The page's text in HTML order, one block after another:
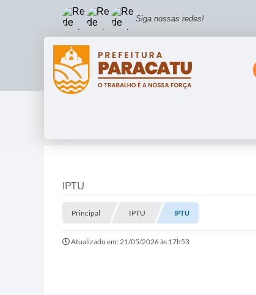
Siga nossas redes!
IPTU
Principal IPTU IPTU
Atualizado em: 21/05/2026 às 17h53